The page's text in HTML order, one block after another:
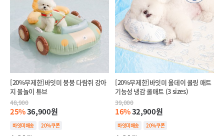
[20%무제한]바잇미 붕붕 다람쥐 강아
지 물놀이 튜브
48,900
25%36,900원
바잇미배송
20%쿠폰
[20%무제한]바잇미 올데이 쿨링 매트
기능성 냉감 쿨매트 (3 sizes)
39,000
16%32,900원
바잇미배송
20%쿠폰